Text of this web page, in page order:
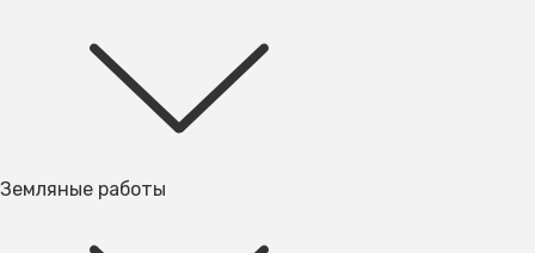
Земляные работы